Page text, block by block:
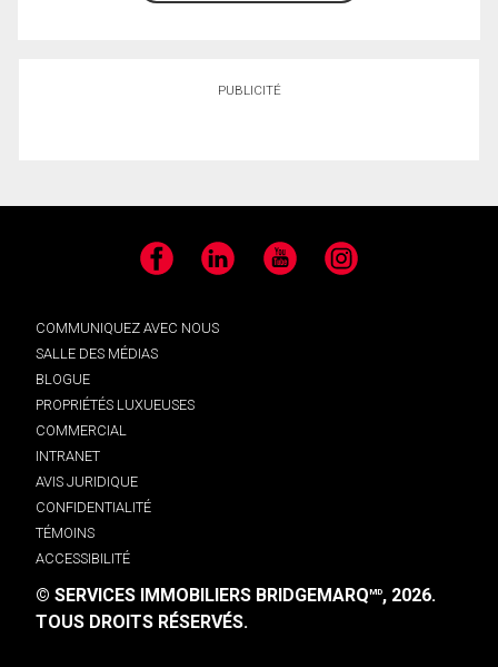
PUBLICITÉ
Facebook LinkedIn YouTube Instagram
COMMUNIQUEZ AVEC NOUS
SALLE DES MÉDIAS
BLOGUE
PROPRIÉTÉS LUXUEUSES
COMMERCIAL
INTRANET
AVIS JURIDIQUE
CONFIDENTIALITÉ
TÉMOINS
ACCESSIBILITÉ
© SERVICES IMMOBILIERS BRIDGEMARQMD, 2026.
TOUS DROITS RÉSERVÉS.